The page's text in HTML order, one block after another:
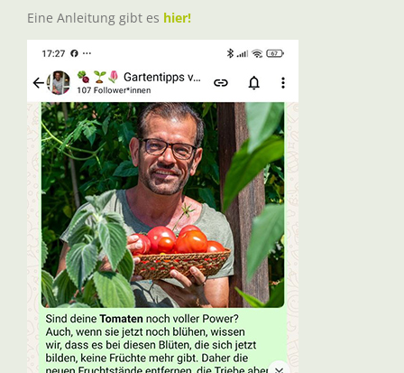
Eine Anleitung gibt es hier!